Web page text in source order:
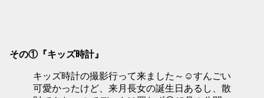
その①『キッズ時計』
キッズ時計の撮影行って来ました～☺️すんごい
可愛かったけど、来月長女の誕生日あるし、散